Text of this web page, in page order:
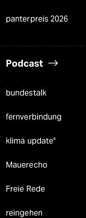
panterpreis 2026
Podcast
bundestalk
fernverbindung
klima update°
Mauerecho
Freie Rede
reingehen